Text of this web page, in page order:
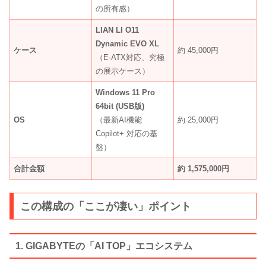
の所有感）
ケース
LIAN LI O11
Dynamic EVO XL
（E-ATX対応、究極
の展示ケース）
約 45,000円
OS
Windows 11 Pro
64bit (USB版)
（最新AI機能
Copilot+ 対応の基
盤）
約 25,000円
合計金額 約 1,575,000円
この構成の「ここが凄い」ポイント
1. GIGABYTEの「AI TOP」エコシステム